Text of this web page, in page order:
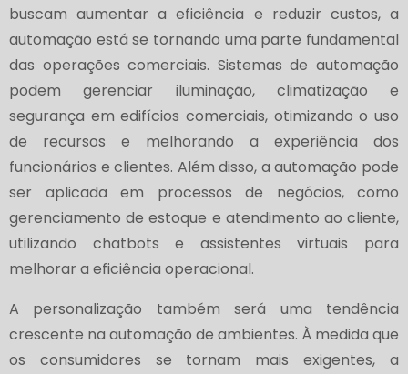
buscam aumentar a eficiência e reduzir custos, a
automação está se tornando uma parte fundamental
das operações comerciais. Sistemas de automação
podem gerenciar iluminação, climatização e
segurança em edifícios comerciais, otimizando o uso
de recursos e melhorando a experiência dos
funcionários e clientes. Além disso, a automação pode
ser aplicada em processos de negócios, como
gerenciamento de estoque e atendimento ao cliente,
utilizando chatbots e assistentes virtuais para
melhorar a eficiência operacional.
A personalização também será uma tendência
crescente na automação de ambientes. À medida que
os consumidores se tornam mais exigentes, a